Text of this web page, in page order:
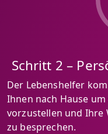
Schritt 2 –
Der Lebenshelfer
Ihnen nach Hause
vorzustellen und Ihre
zu besprechen.